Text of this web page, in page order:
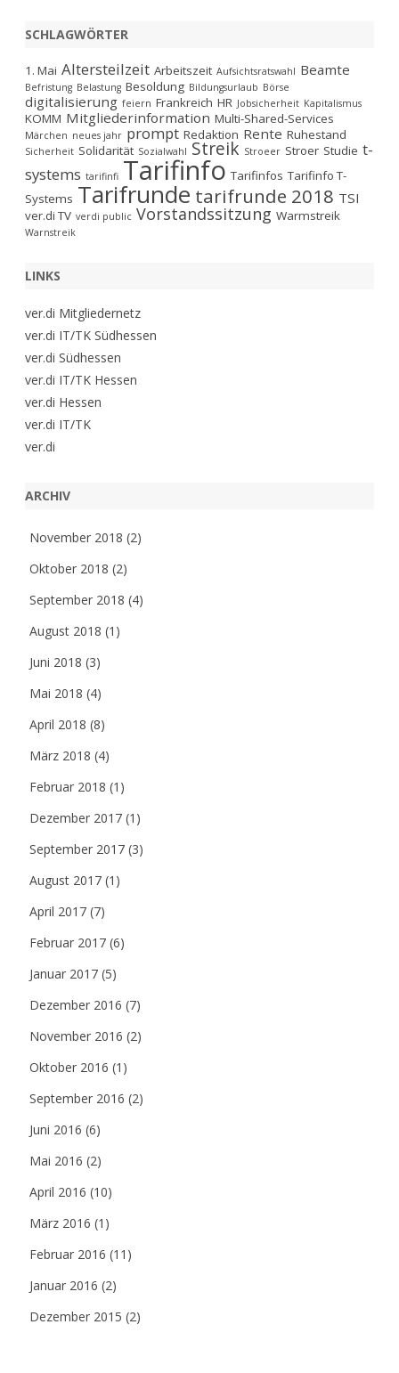
SCHLAGWÖRTER
1. Mai Altersteilzeit Arbeitszeit Aufsichtsratswahl Beamte
Befristung Belastung Besoldung Bildungsurlaub Börse
digitalisierung feiern Frankreich HR Jobsicherheit Kapitalismus
KOMM Mitgliederinformation Multi-Shared-Services
Märchen neues jahr prompt Redaktion Rente Ruhestand
Sicherheit Solidarität Sozialwahl Streik Stroeer Stroer Studie t-
systems tarifinfi Tarifinfo Tarifinfos Tarifinfo T-
Systems Tarifrunde tarifrunde 2018 TSI
ver.di TV verdi public Vorstandssitzung Warmstreik
Warnstreik
LINKS
ver.di Mitgliedernetz
ver.di IT/TK Südhessen
ver.di Südhessen
ver.di IT/TK Hessen
ver.di Hessen
ver.di IT/TK
ver.di
ARCHIV
November 2018 (2)
Oktober 2018 (2)
September 2018 (4)
August 2018 (1)
Juni 2018 (3)
Mai 2018 (4)
April 2018 (8)
März 2018 (4)
Februar 2018 (1)
Dezember 2017 (1)
September 2017 (3)
August 2017 (1)
April 2017 (7)
Februar 2017 (6)
Januar 2017 (5)
Dezember 2016 (7)
November 2016 (2)
Oktober 2016 (1)
September 2016 (2)
Juni 2016 (6)
Mai 2016 (2)
April 2016 (10)
März 2016 (1)
Februar 2016 (11)
Januar 2016 (2)
Dezember 2015 (2)